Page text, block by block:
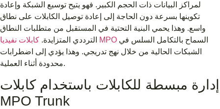
لمراكز البيانات ذات الحجم الكبير. فهو يتيح توسيع الشبكة وإعادة
تكوينها بسرعة دون الحاجة إلى إعادة توصيل الكابلات على نطاق
واسع. وهذا يحمي البنية التحتية في المستقبل من متطلبات النطاق
الترددي المتزايدة.
كابلات نفيديا MPO
الشبكات الحالية من خلال نهج تدريجي. وهذا يؤدي إلى اضطرابات
محدودة أثناء العملية.
إدارة مبسطة للكابلات باستخدام كابلات
MPO Trunk